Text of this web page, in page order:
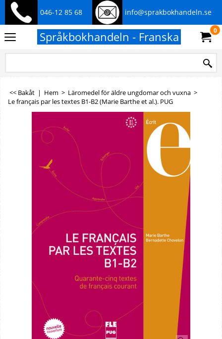
046-12 85 68 info@sprakbokhandeln.se
Språkbokhandeln - Franska 0
<< Bakåt | Hem > Läromedel för äldre ungdomar och vuxna >
Le français par les textes B1-B2 (Marie Barthe et al.). PUG